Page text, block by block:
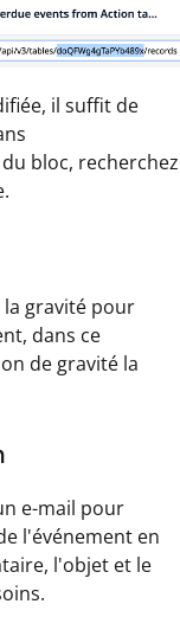
il suffit de
bloc, recherchez
gravité pour
dans ce
de gravité la
e-mail pour
l'événement en
l'objet et le